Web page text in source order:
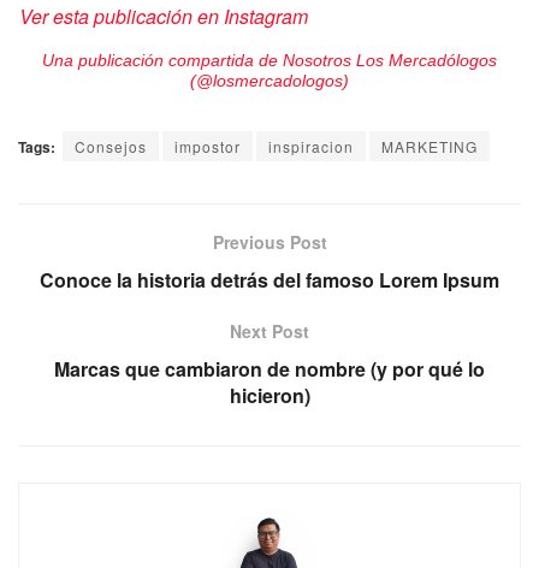
Ver esta publicación en Instagram
Una publicación compartida de Nosotros Los Mercadólogos
(@losmercadologos)
Tags: Consejos impostor inspiracion MARKETING
Previous Post
Conoce la historia detrás del famoso Lorem Ipsum
Next Post
Marcas que cambiaron de nombre (y por qué lo
hicieron)